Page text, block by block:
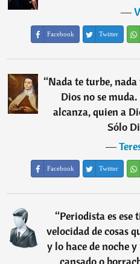
―
Facebook Twitter
“Nada te turbe, nada
Dios no se
alcanza, quien a
Sólo
―
Facebook Twitter
“Periodista es ese
velocidad de cosas
y lo hace de noche